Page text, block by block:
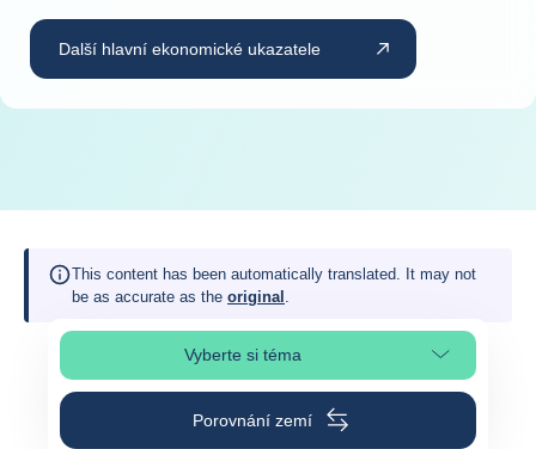
Další hlavní ekonomické ukazatele
This content has been automatically translated. It may not
be as accurate as the original .
Vyberte si témaVýběr části stránky
Porovnání zemí